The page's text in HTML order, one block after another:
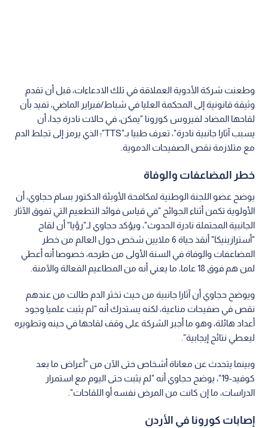
وطعنت شركة الأدوية العملاقة في تلك الادعاءات، قبل أن تقدم
وثيقة قانونية إلى المحكمة العليا في شباط/فبراير الماضي، تفيد بأن
لقاحها المضاد لفيروس كورونا "يمكن، في حالات نادرة جدا، أن
يسبب آثارا جانبية نادرة"، تعرف طبيا بـ"TTS"؛ الذي يرمز إلى تجلط الدم
مع متلازمة نقص الصفيحات الدموية.
خطر المضاعفات والوفاة
يوضح عضو اللجنة الوطنية لمكافحة الأوبئة الدكتور بسام حجاوي، أن
الأولوية تكمن أثناء الجوائح "في قياس فوائد التطعيم التي تفوق الآثار
الجانبية المحتملة نادرة الحدوث"، ويؤكد حجاوي لـ"رؤيا" أن لقاح
"أسترازينيكا" أنقذ حياة 6 ملايين شخص حول العالم من خطر
المضاعفات والوفاة في السنة الأولى من طرحه، خصوصا أنه أعطي
لمن هم فوق 18 عاما، ما يعني أنه من المطاعيم الفعالة والآمنة.
ويوضح حجاوي أن آثارا جانبية من حيث تخثر الدم طالت من عندهم
نقص في صفيحات مناعية، لكنه يستدرك أنه "لم يثبت علميا وجود
أعداد هائلة، وهو ما أجبر الشركة على وقف لقاحها في حينه وتطويره
ليعطي نتائج إيجابية".
وبينما يتحدث عن معاناة أشخاص حتى الآن من "أعراض ما بعد
كوفيد-19"، يوضح حجاوي أنه "لم يثبت حتى اليوم مع استمرار
الدراسات، ما إن كانت من المرض نفسه أو اللقاحات".
إصابات كورونا في الأردن